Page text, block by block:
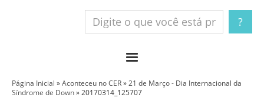
Página Inicial »Aconteceu no CER»21 de Março - Dia Internacional da
Síndrome de Down»20170314_125707